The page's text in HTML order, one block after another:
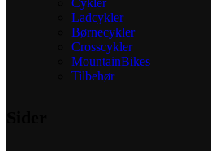
Ladcykler
Børnecykler
Crosscykler
MountainBikes
Tilbehør